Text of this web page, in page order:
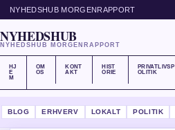
NYHEDSHUB MORGENRAPPORT
NYHEDSHUB
NYHEDSHUB MORGENRAPPORT
HJ
E
M
OM
OS
KONT
AKT
HIST
ORIE
PRIVATLIVSP
OLITIK
BLOG ERHVERV LOKALT POLITIK